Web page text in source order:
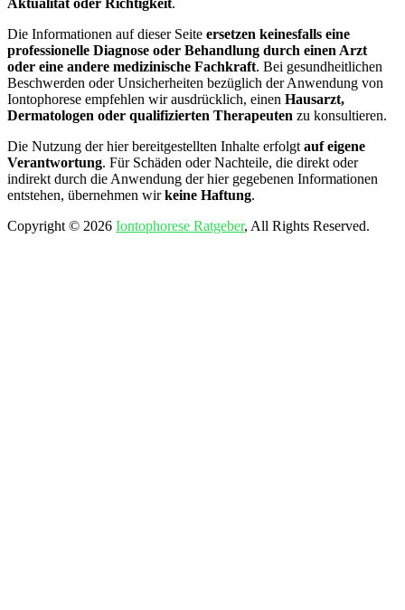
Die Informationen auf dieser Seite ersetzen keinesfalls eine
professionelle Diagnose oder Behandlung durch einen Arzt
oder eine andere medizinische Fachkraft. Bei gesundheitlichen
Beschwerden oder Unsicherheiten bezüglich der Anwendung von
Iontophorese empfehlen wir ausdrücklich, einen Hausarzt,
Dermatologen oder qualifizierten Therapeuten zu konsultieren.
Die Nutzung der hier bereitgestellten Inhalte erfolgt auf eigene
Verantwortung. Für Schäden oder Nachteile, die direkt oder
indirekt durch die Anwendung der hier gegebenen Informationen
entstehen, übernehmen wirkeine Haftung.
Copyright © 2026 Iontophorese Ratgeber, All Rights Reserved.